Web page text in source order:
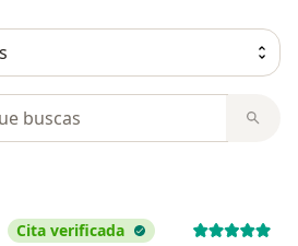
Cita verificada